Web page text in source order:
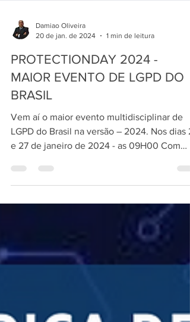
Damiao Oliveira
PROTECTIONDAY 2024 -
MAIOR EVENTO DE LGPD DO
BRASIL
Vem aí o maior evento multidisciplinar de
LGPD do Brasil na versão – 2024. Nos dias